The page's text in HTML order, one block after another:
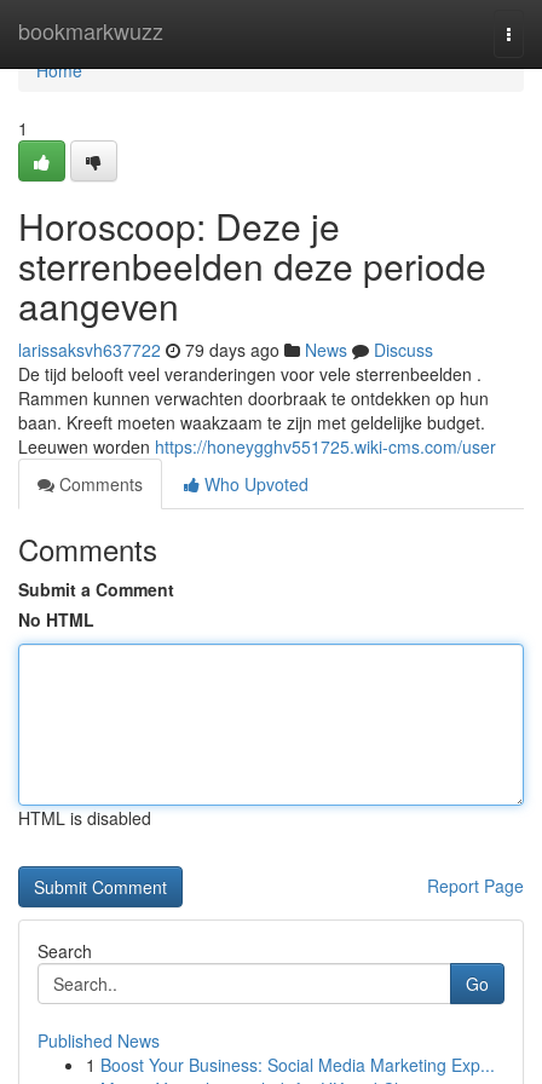
bookmarkwuzz
Home
Home
1
Horoscoop: Deze je
sterrenbeelden deze periode
aangeven
larissaksvh637722 79 days ago News
Discuss
De tijd belooft veel veranderingen voor vele sterrenbeelden .
Rammen kunnen verwachten doorbraak te ontdekken op hun
baan. Kreeft moeten waakzaam te zijn met geldelijke budget.
Leeuwen worden https://honeygghv551725.wiki-cms.com/user
Comments
Who Upvoted
Comments
Submit a Comment
No HTML
HTML is disabled
Report Page
Search
Go
Published News
1 Boost Your Business: Social Media Marketing Exp...